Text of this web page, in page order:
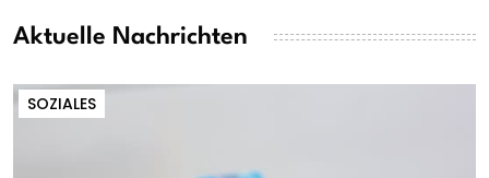
Aktuelle Nachrichten
SOZIALES